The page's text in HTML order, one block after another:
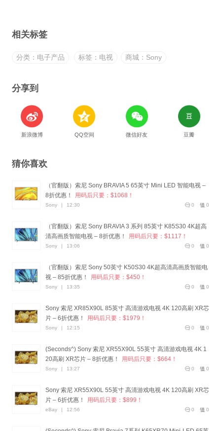
相关标签
分类：电子产品 标签：电视 商城：Sony
分享到
新浪微博 QQ空间 微信好友 豆瓣
猜你喜欢
（官翻版）索尼 Sony BRAVIA 5 65英寸 Mini LED 智能电视 –
8折优惠！
用码后只要：$1068！
0
0
Sony | 12:30
（官翻版）索尼 Sony BRAVIA 3 系列 85英寸 K85S30 4K超高
清高画质智能电视 – 8折优惠！
用码后只要：$1117！
0
0
Sony | 13:06
（官翻版）索尼 Sony 50英寸 K50S30 4K超高清高画质智能电
视 – 85折优惠！
用码后只要：$450！
0
0
Sony | 13:35
Sony 索尼 XR85X90L 85英寸 高清游戏电视 4K 120高刷 XR芯
片 – 6折优惠！
用码后只要：$1979！
0
0
Sony | 12:15
(Seconds^) Sony 索尼 XR55X90L 55英寸 高清游戏电视 4K 1
20高刷 XR芯片 – 8折优惠！
用码后只要：$664！
0
0
Sony | 13:27
Sony 索尼 XR55X90L 55英寸 高清游戏电视 4K 120高刷 XR芯
片 – 6折优惠！
用码后只要：$899！
0
0
eBay | 12:56